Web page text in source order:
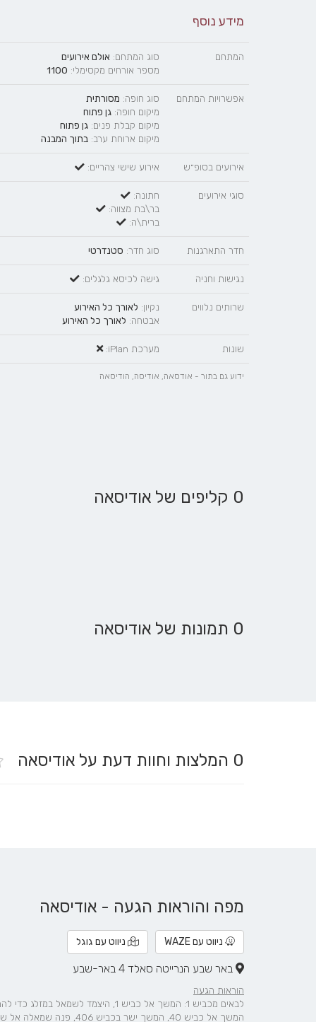
מידע נוסף
המתחם סוג המתחם: אולם אירועים
מספר אורחים מקסימלי: 1100
אפשרויות המתחם סוג חופה: מסורתית
מיקום חופה:גן פתוח
מיקום קבלת פנים:גן פתוח
מיקום ארוחת ערב: בתוך המבנה
אירועים בסופ״ש אירוע שישי צהריים:
סוגי אירועים
חתונה:
בר\בת מצווה:
ברית\ה:
חדר התארגנות סוג חדר: סטנדרטי
נגישות וחניה גישה לכיסא גלגלים:
שרותים נלווים נקיון: לאורך כל האירוע
אבטחה: לאורך כל האירוע
שונות מערכת iPlan:
ידוע גם בתור - אודסאה, אודיסה, הודיסאה
0 קליפים של אודיסאה
0 תמונות של אודיסאה
0 המלצות וחוות דעת על אודיסאה
מפה והוראות הגעה - אודיסאה
ניווט עם WAZE ניווט עם גוגל
באר שבע הנרייטה סאלד 4 באר-שבע
הוראות הגעה
המשך אל כביש 40, המשך ישר בכביש 406, פנה שמאלה אל שדרות שז"ר, פנה ימינה אל הנרייטה סולד, היעד יופיע מצד ימין.